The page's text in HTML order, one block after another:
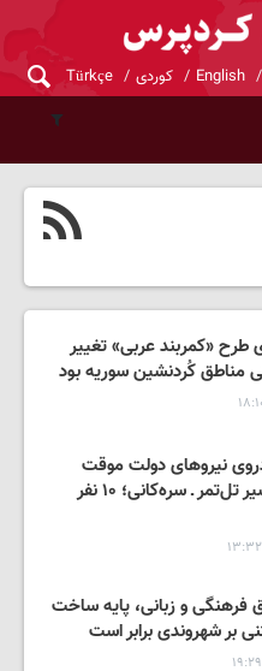
English کوردی Türkçe
طرح «کمربند عربی» تغییر
مناطق کُردنشین سوریه بود
نیروهای دولت موقت
سوریه در مسیر تل‌تمر ـ سره‌کانی؛ ۱۰ نفر
و زبانی، پایه‌ ساخت
بر شهروندی برابر است